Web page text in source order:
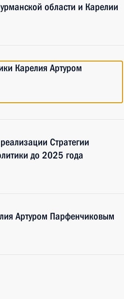
области и Карелии
Карелия Артуром
Стратегии
до 2025 года
Артуром Парфенчиковым